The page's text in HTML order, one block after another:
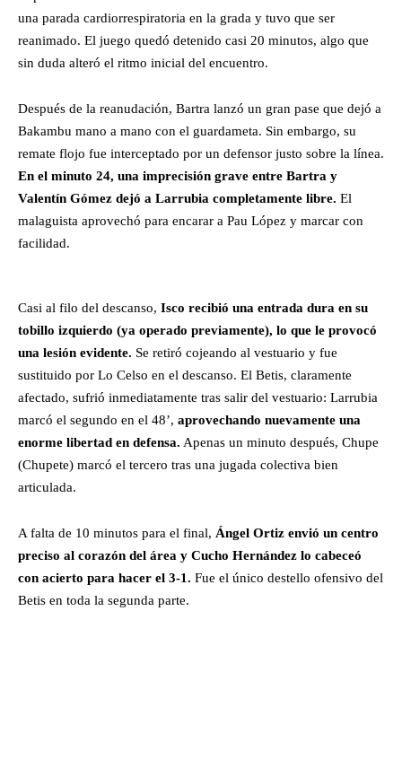
una parada cardiorrespiratoria en la grada y tuvo que ser
reanimado. El juego quedó detenido casi 20 minutos, algo que
sin duda alteró el ritmo inicial del encuentro.
Después de la reanudación, Bartra lanzó un gran pase que dejó a
Bakambu mano a mano con el guardameta. Sin embargo, su
remate flojo fue interceptado por un defensor justo sobre la línea.
En el minuto 24, una imprecisión grave entre Bartra y
Valentín Gómez dejó a Larrubia completamente libre. El
malaguista aprovechó para encarar a Pau López y marcar con
facilidad.
Casi al filo del descanso, Isco recibió una entrada dura en su
tobillo izquierdo (ya operado previamente), lo que le provocó
una lesión evidente. Se retiró cojeando al vestuario y fue
sustituido por Lo Celso en el descanso. El Betis, claramente
afectado, sufrió inmediatamente tras salir del vestuario: Larrubia
marcó el segundo en el 48’, aprovechando nuevamente una
enorme libertad en defensa. Apenas un minuto después, Chupe
(Chupete) marcó el tercero tras una jugada colectiva bien
articulada.
A falta de 10 minutos para el final, Ángel Ortiz envió un centro
preciso al corazón del área y Cucho Hernández lo cabeceó
con acierto para hacer el 3-1. Fue el único destello ofensivo del
Betis en toda la segunda parte.